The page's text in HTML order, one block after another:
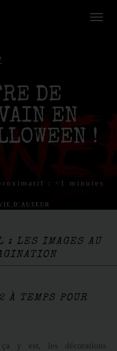
DE
EN
!
: <1 minutes
D'AUTEUR
: LES IMAGES AU
À TEMPS POUR
ça y est, les décorations